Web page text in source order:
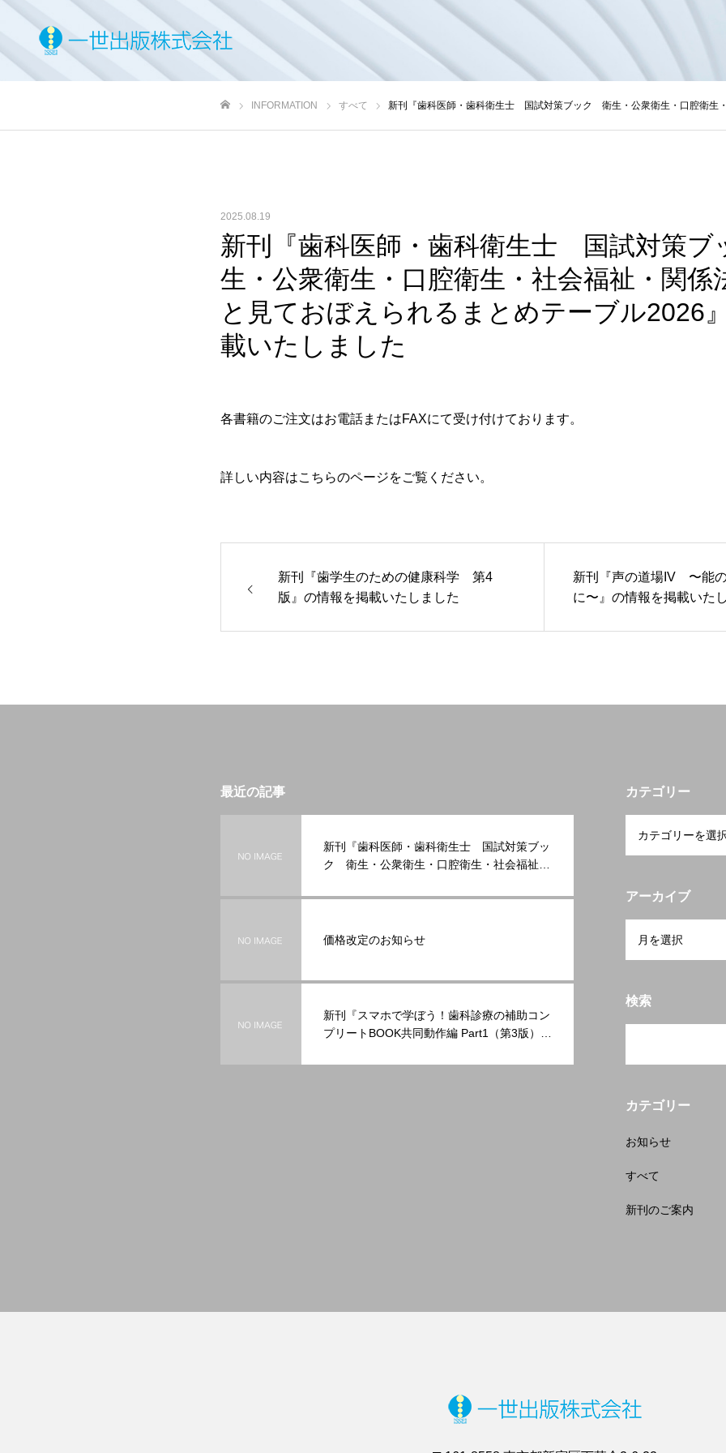
INFORMATION すべて 新刊『歯科医師・歯科衛生士 国試対策ブック 衛生・公衆衛生・口腔衛生・社会福祉・関係法規 パッと見ておぼえられる
2025.08.19
新刊『歯科医師・歯科衛生士 国試対策
生・公衆衛生・口腔衛生・社会福祉・関
と見ておぼえられるまとめテーブル2026
載いたしました
各書籍のご注文はお電話またはFAXにて受け付けております。
詳しい内容はこちらのページをご覧ください。
新刊『歯学生のための健康科学 第4
版』の情報を掲載いたしました
新刊『声の道場IV 〜能
に〜』の情報を掲載いた
最近の記事
新刊『歯科医師・歯科衛生士 国試対策ブッ
ク 衛生・公衆衛生・口腔衛生・社会福祉・
ーブル2027』の情報を掲載いたしました
価格改定のお知らせ
新刊『スマホで学ぼう！歯科診療の補助コン
プリートBOOK共同動作編 Part1（第3版）』
カテゴリー
アーカイブ
検索
カテゴリー
お知らせ
すべて
新刊のご案内